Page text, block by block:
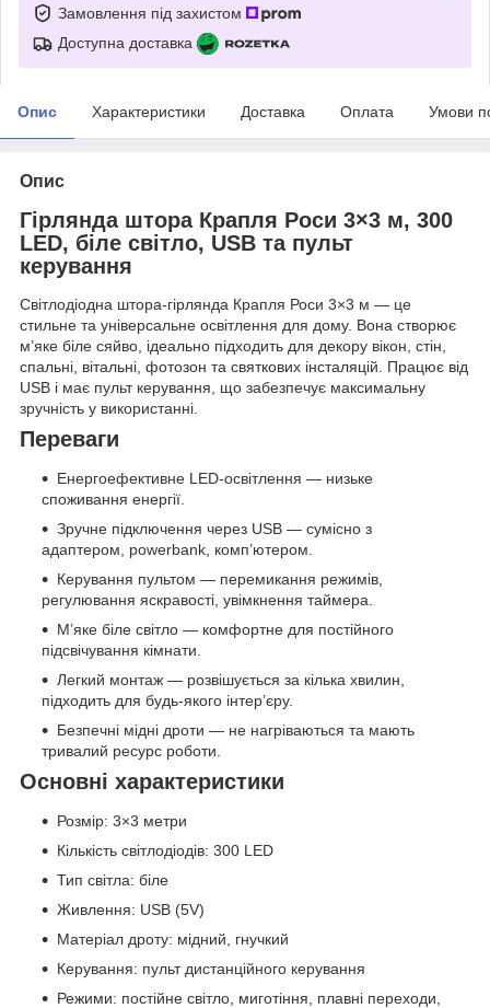
Замовлення під захистом
Доступна доставка
Опис Характеристики Доставка Оплата Умови
Опис
Гірлянда штора Крапля Роси 3×3 м, 300
LED, біле світло, USB та пульт
керування
Світлодіодна штора-гірлянда Крапля Роси 3×3 м — це
стильне та універсальне освітлення для дому. Вона створює
м’яке біле сяйво, ідеально підходить для декору вікон, стін,
спальні, вітальні, фотозон та святкових інсталяцій. Працює від
USB і має пульт керування, що забезпечує максимальну
зручність у використанні.
Переваги
Енергоефективне LED-освітлення — низьке
споживання енергії.
Зручне підключення через USB — сумісно з
адаптером, powerbank, комп’ютером.
Керування пультом — перемикання режимів,
регулювання яскравості, увімкнення таймера.
М’яке біле світло — комфортне для постійного
підсвічування кімнати.
Легкий монтаж — розвішується за кілька хвилин,
підходить для будь-якого інтер’єру.
Безпечні мідні дроти — не нагріваються та мають
тривалий ресурс роботи.
Основні характеристики
Розмір: 3×3 метри
Кількість світлодіодів: 300 LED
Тип світла: біле
Живлення: USB (5V)
Матеріал дроту: мідний, гнучкий
Керування: пульт дистанційного керування
Режими: постійне світло, миготіння, плавні переходи,